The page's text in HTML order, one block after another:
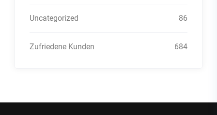
Uncategorized 86
Zufriedene Kunden 684